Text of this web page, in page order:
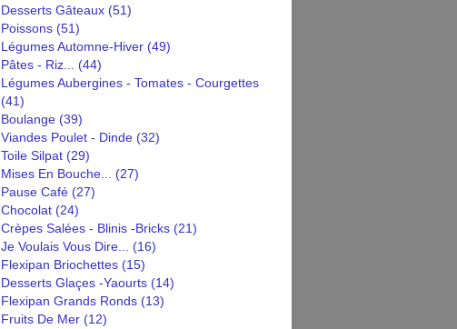
Desserts Gâteaux (51)
Poissons (51)
Légumes Automne-Hiver (49)
Pâtes - Riz...
(44)
Légumes Aubergines - Tomates - Courgettes
(41)
Boulange (39)
Viandes Poulet - Dinde (32)
Toile Silpat (29)
Mises En Bouche...
(27)
Pause Café (27)
Chocolat (24)
Crèpes Salées - Blinis -bricks (21)
Je Voulais Vous Dire...
(16)
Flexipan Briochettes (15)
Desserts Glaçes -yaourts (14)
Flexipan Grands Ronds (13)
Fruits De Mer (12)